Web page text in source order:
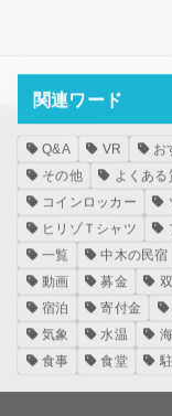
関連ワード
Q&A VR お
その他
よくある
コインロッカー
ヒリゾＴシャツ
一覧
中木の民宿
動画
募金
宿泊
寄付金
気象
水温
食事
食堂
メタ情報
ログイン
投稿フィード
コメントフィード
WordPress.org
ホーム 海水浴と